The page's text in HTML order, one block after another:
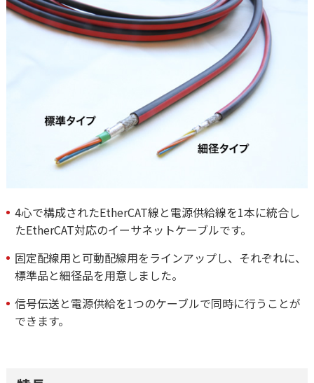
4心で構成されたEtherCAT線と電源供給線を1本に統合し
たEtherCAT対応のイーサネットケーブルです。
固定配線用と可動配線用をラインアップし、それぞれに、
標準品と細径品を用意しました。
信号伝送と電源供給を1つのケーブルで同時に行うことが
できます。